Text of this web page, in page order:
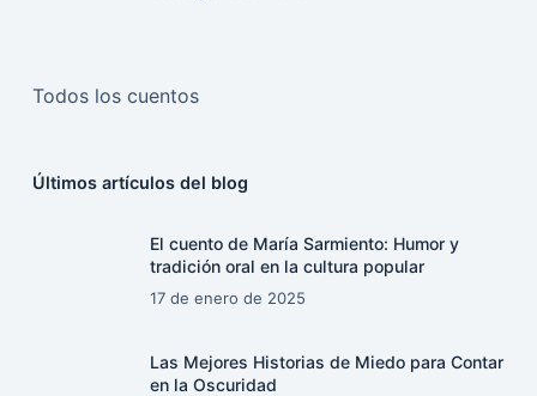
Todos los cuentos
Últimos artículos del blog
El cuento de María Sarmiento: Humor y
tradición oral en la cultura popular
17 de enero de 2025
Las Mejores Historias de Miedo para Contar
en la Oscuridad